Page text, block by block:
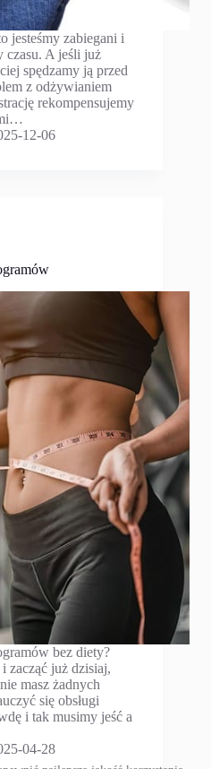
jesteśmy zabiegani i
czasu. A jeśli już
spędzamy ją przed
z odżywianiem
rekompensujemy
12-06
bez diety?
zacząć już dzisiaj,
masz żadnych
się obsługi
i tak musimy jeść a
04-28